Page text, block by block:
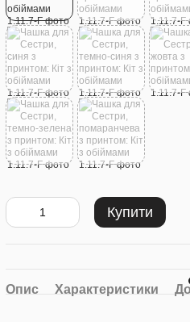
Купити
Опис Характеристики